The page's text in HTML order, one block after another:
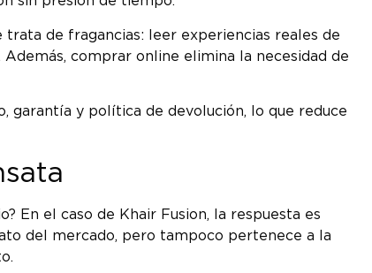
de fragancias: leer experiencias reales de
comprar online elimina la necesidad de
garantía y política de devolución, lo que reduce
En el caso de Khair Fusion, la respuesta es
del mercado, pero tampoco pertenece a la